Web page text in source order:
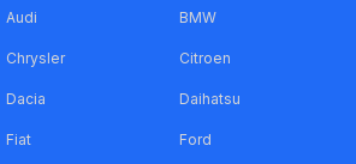
Audi BMW
Chrysler Citroen
Dacia Daihatsu
Fiat Ford